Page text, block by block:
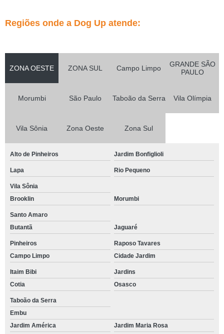
Regiões onde a Dog Up atende:
ZONA OESTE ZONA SUL Campo Limpo
GRANDE SÃO
PAULO
Morumbi São Paulo Taboão da Serra Vila Olímpia
Vila Sônia Zona Oeste Zona Sul
Alto de Pinheiros Jardim Bonfiglioli
Lapa Rio Pequeno
Vila Sônia
Brooklin
Morumbi
Santo Amaro
Butantã
Jaguaré
Pinheiros
Raposo Tavares
Campo Limpo
Cidade Jardim
Itaim Bibi
Jardins
Cotia
Osasco
Taboão da Serra
Embu
Jardim América
Jardim Maria Rosa